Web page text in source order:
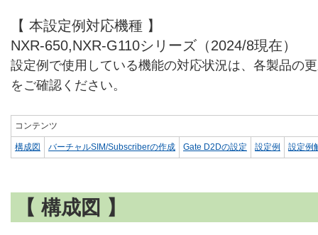
【 本設定例対応機種 】
NXR-650,NXR-G110シリーズ（2024/8現在）
設定例で使用している機能の対応状況は、各製品の
をご確認ください。
コンテンツ
構成図 バーチャルSIM/Subscriberの作成 Gate D2Dの設定 設定例 設定例
【 構成図 】